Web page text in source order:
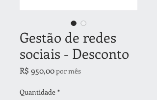
Gestão de redes
sociais - Desconto
R$ 950,00Preço
por mês
Quantidade *